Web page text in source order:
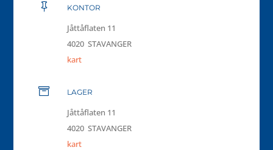
 KONTOR
Jåttåflaten 11
4020 STAVANGER
kart
 LAGER
Jåttåflaten 11
4020 STAVANGER
kart